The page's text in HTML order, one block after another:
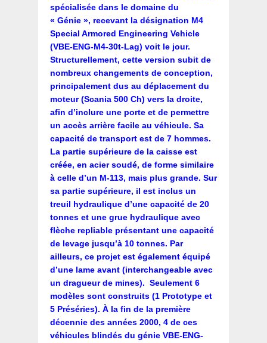
spécialisée dans le domaine du
« Génie », recevant la désignation M4
Special Armored Engineering Vehicle
(VBE-ENG-M4-30t-Lag) voit le jour.
Structurellement, cette version subit de
nombreux changements de conception,
principalement dus au déplacement du
moteur (Scania 500 Ch) vers la droite,
afin d’inclure une porte et de permettre
un accès arrière facile au véhicule. Sa
capacité de transport est de 7 hommes.
La partie supérieure de la caisse est
créée, en acier soudé, de forme similaire
à celle d’un M-113, mais plus grande. Sur
sa partie supérieure, il est inclus un
treuil hydraulique d’une capacité de 20
tonnes et une grue hydraulique avec
flèche repliable présentant une capacité
de levage jusqu’à 10 tonnes. Par
ailleurs, ce projet est également équipé
d’une lame avant (interchangeable avec
un dragueur de mines). Seulement 6
modèles sont construits (1 Prototype et
5 Préséries). À la fin de la première
décennie des années 2000, 4 de ces
véhicules blindés du génie VBE-ENG-